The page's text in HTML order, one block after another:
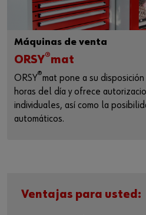
Máquinas de venta
ORSY®mat
ORSY®mat pone a su
horas del día y ofrece
individuales, así como la
automáticos.
Ventajas para usted: